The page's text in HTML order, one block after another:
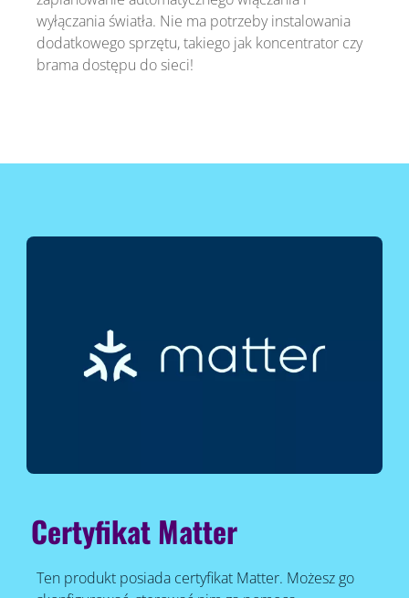
wyłączania światła. Nie ma potrzeby instalowania
dodatkowego sprzętu, takiego jak koncentrator czy
brama dostępu do sieci!
Certyfikat Matter
Ten produkt posiada certyfikat Matter. Możesz go